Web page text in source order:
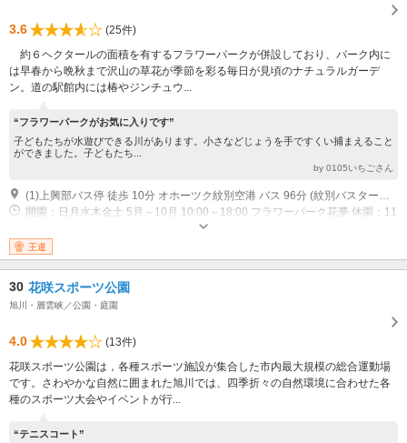
3.6
(25件)
約６ヘクタールの面積を有するフラワーパークが併設しており、パーク内に
は早春から晩秋まで沢山の草花が季節を彩る毎日が見頃のナチュラルガーデ
ン。道の駅館内には椿やジンチュウ...
“フラワーパークがお気に入りです”
子どもたちが水遊びできる川があります。小さなどじょうを手ですくい捕まえること
ができました。子どもたち...
by 0105いちごさん
(1)上興部バス停 徒歩 10分 オホーツク紋別空港 バス 96分 (紋別バスターミナルで乗り換え) 上興部バス停 徒歩 10分 札幌 車 札幌から約20分で道央自動車道札幌IC。道央自動車道札幌ICから士別剣淵IC(約171.1km) そこから、国道40号線経由で名寄市。名寄市から約1時間
開園：日月水木金土 5月～10月 10:00～18:00 フラワーパーク花夢 休園：11
月～4月 フラワーパーク花夢 営業：日月水木金土 5月～10月 10:00～18:00
道の駅花夢 営業：日月水木金土 11月～4月 10:00～17:00 道の駅花夢 休業：
火 年末年始 道の駅花夢
王道
30 花咲スポーツ公園
旭川・層雲峡／公園・庭園
4.0
(13件)
花咲スポーツ公園は，各種スポーツ施設が集合した市内最大規模の総合運動場
です。さわやかな自然に囲まれた旭川では、四季折々の自然環境に合わせた各
種のスポーツ大会やイベントが行...
“テニスコート”